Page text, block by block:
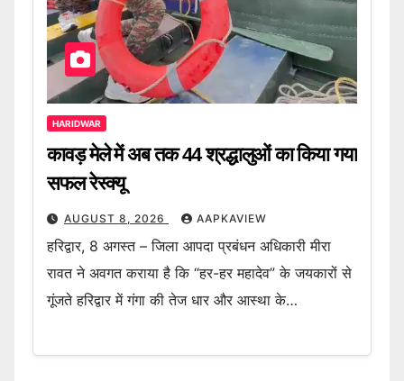
HARIDWAR
कावड़ मेले में अब तक 44 श्रद्धालुओं का किया गया
सफल रेस्क्यू
AUGUST 8, 2026 AAPKAVIEW
हरिद्वार, 8 अगस्त – जिला आपदा प्रबंधन अधिकारी मीरा
रावत ने अवगत कराया है कि “हर-हर महादेव” के जयकारों से
गूंजते हरिद्वार में गंगा की तेज धार और आस्था के…